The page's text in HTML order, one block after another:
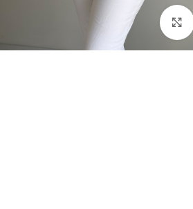
بزرگنمایی تصویر